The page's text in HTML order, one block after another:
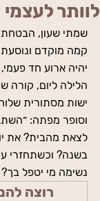
לוותר לעצמי
שמתי שעון,
קמה מוקדם
יהיה ארוע חד
הלילה ליום,
ישות מסתורית
וסופר מפתה:
לצאת מהבית? את
בשנה? וכשתחזרי
נשימה מי יטפל
רוצה